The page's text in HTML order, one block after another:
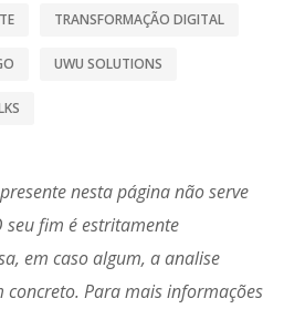
TRANSFORMAÇÃO DIGITAL
UWU SOLUTIONS
nesta página não serve
seu fim é estritamente
em caso algum, a analise
concreto. Para mais informações